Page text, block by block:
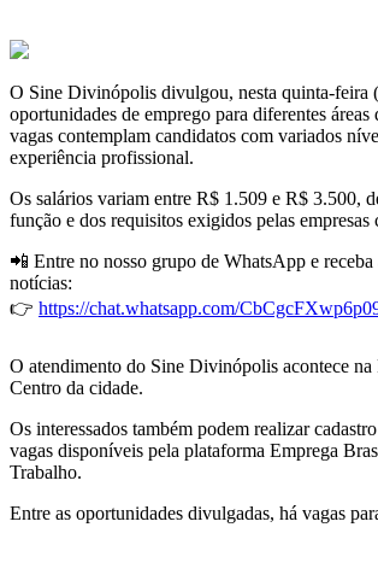
O Sine Divinópolis divulgou, nesta quinta-feira
oportunidades de emprego para diferentes áreas
vagas contemplam candidatos com variados
experiência profissional.
Os salários variam entre R$ 1.509 e R$ 3.500,
função e dos requisitos exigidos pelas empresas
📲 Entre no nosso grupo de WhatsApp e
notícias:
👉 https://chat.whatsapp.com/
O atendimento do Sine Divinópolis acontece
Centro da cidade.
Os interessados também podem realizar
vagas disponíveis pela plataforma Emprega
Trabalho.
Entre as oportunidades divulgadas, há vagas